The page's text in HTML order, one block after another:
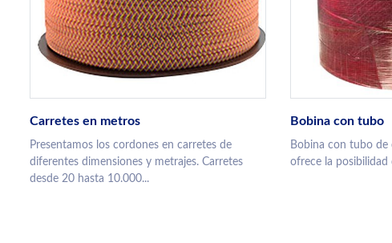
Carretes en metros
Presentamos los cordones en carretes de
diferentes dimensiones y metrajes. Carretes
desde 20 hasta 10.000...
Bobina con tubo
Bobina con tubo de
ofrece la posibilidad